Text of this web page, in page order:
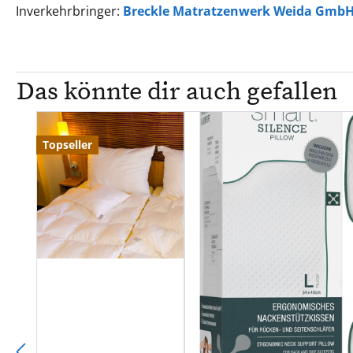
Inverkehrbringer: Breckle Matratzenwerk Weida
Das könnte dir auch gefallen
Produktgalerie überspringen
Topseller